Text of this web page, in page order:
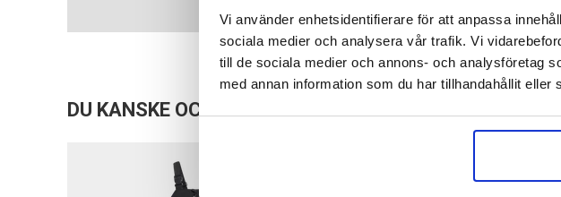
Vi använder enhetsidentifierare för att anpassa
sociala medier och analysera vår trafik. Vi
till de sociala medier och annons- och analysföretag
med annan information som du har tillhandahållit
DU KANSKE OCKSÅ ÄR INTRESSERAD AV